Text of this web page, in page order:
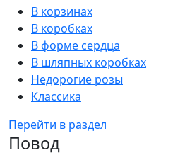
В корзинах
В коробках
В форме сердца
В шляпных коробках
Недорогие розы
Классика
Перейти в раздел
Повод